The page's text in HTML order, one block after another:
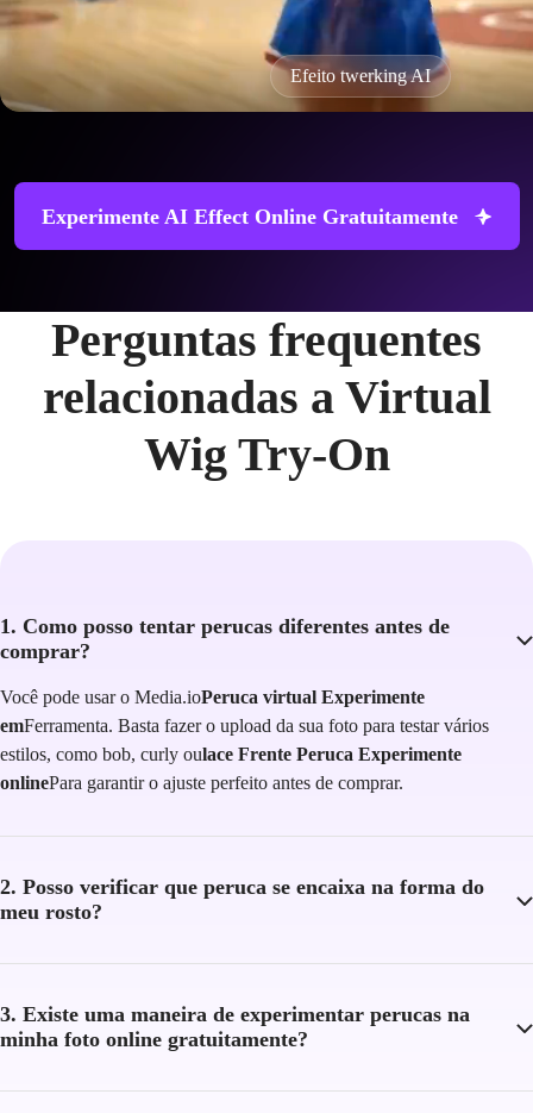
Efeito twerking AI
Experimente AI Effect Online Gratuitamente
Perguntas frequentes
relacionadas a Virtual
Wig Try-On
1. Como posso tentar perucas diferentes antes de
comprar?
Você pode usar o Media.ioPeruca virtual Experimente
emFerramenta. Basta fazer o upload da sua foto para testar vários
estilos, como bob, curly oulace Frente Peruca Experimente
onlinePara garantir o ajuste perfeito antes de comprar.
2. Posso verificar que peruca se encaixa na forma do
meu rosto?
3. Existe uma maneira de experimentar perucas na
minha foto online gratuitamente?